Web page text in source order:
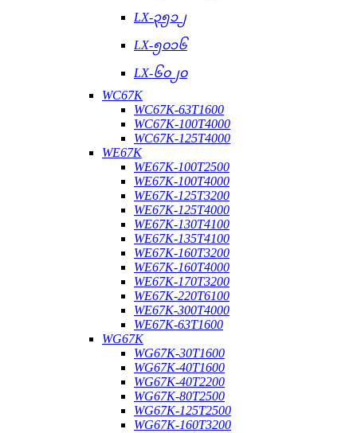
LX-၃၅၁၂
LX-၅၀၁၆
LX-၆၀၂၀
WC67K
WC67K-63T1600
WC67K-100T4000
WC67K-125T4000
WE67K
WE67K-100T2500
WE67K-100T4000
WE67K-125T3200
WE67K-125T4000
WE67K-130T4100
WE67K-135T4100
WE67K-160T3200
WE67K-160T4000
WE67K-170T3200
WE67K-220T6100
WE67K-300T4000
WE67K-63T1600
WG67K
WG67K-30T1600
WG67K-40T1600
WG67K-40T2200
WG67K-80T2500
WG67K-125T2500
WG67K-160T3200